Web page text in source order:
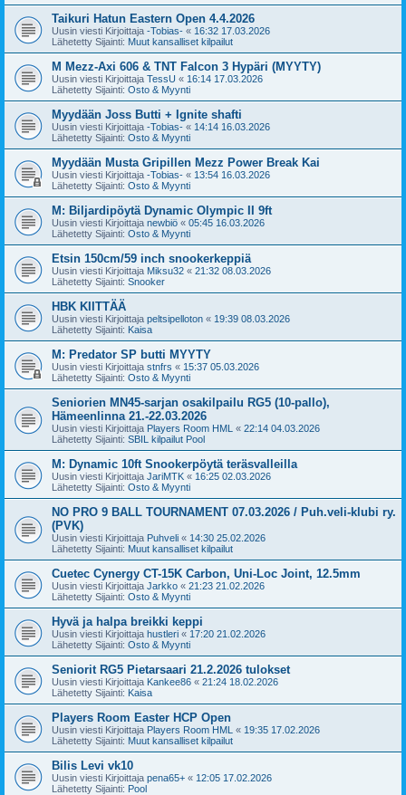
Taikuri Hatun Eastern Open 4.4.2026
Uusin viesti Kirjoittaja -Tobias- « 16:32 17.03.2026
Lähetetty Sijainti: Muut kansalliset kilpailut
M Mezz-Axi 606 & TNT Falcon 3 Hypäri (MYYTY)
Uusin viesti Kirjoittaja TessU « 16:14 17.03.2026
Lähetetty Sijainti: Osto & Myynti
Myydään Joss Butti + Ignite shafti
Uusin viesti Kirjoittaja -Tobias- « 14:14 16.03.2026
Lähetetty Sijainti: Osto & Myynti
Myydään Musta Gripillen Mezz Power Break Kai
Uusin viesti Kirjoittaja -Tobias- « 13:54 16.03.2026
Lähetetty Sijainti: Osto & Myynti
M: Biljardipöytä Dynamic Olympic II 9ft
Uusin viesti Kirjoittaja newbiö « 05:45 16.03.2026
Lähetetty Sijainti: Osto & Myynti
Etsin 150cm/59 inch snookerkeppiä
Uusin viesti Kirjoittaja Miksu32 « 21:32 08.03.2026
Lähetetty Sijainti: Snooker
HBK KIITTÄÄ
Uusin viesti Kirjoittaja peltsipelloton « 19:39 08.03.2026
Lähetetty Sijainti: Kaisa
M: Predator SP butti MYYTY
Uusin viesti Kirjoittaja stnfrs « 15:37 05.03.2026
Lähetetty Sijainti: Osto & Myynti
Seniorien MN45-sarjan osakilpailu RG5 (10-pallo),
Hämeenlinna 21.-22.03.2026
Uusin viesti Kirjoittaja Players Room HML « 22:14 04.03.2026
Lähetetty Sijainti: SBIL kilpailut Pool
M: Dynamic 10ft Snookerpöytä teräsvalleilla
Uusin viesti Kirjoittaja JariMTK « 16:25 02.03.2026
Lähetetty Sijainti: Osto & Myynti
NO PRO 9 BALL TOURNAMENT 07.03.2026 / Puh.veli-klubi ry.
(PVK)
Uusin viesti Kirjoittaja Puhveli « 14:30 25.02.2026
Lähetetty Sijainti: Muut kansalliset kilpailut
Cuetec Cynergy CT-15K Carbon, Uni-Loc Joint, 12.5mm
Uusin viesti Kirjoittaja Jarkko « 21:23 21.02.2026
Lähetetty Sijainti: Osto & Myynti
Hyvä ja halpa breikki keppi
Uusin viesti Kirjoittaja hustleri « 17:20 21.02.2026
Lähetetty Sijainti: Osto & Myynti
Seniorit RG5 Pietarsaari 21.2.2026 tulokset
Uusin viesti Kirjoittaja Kankee86 « 21:24 18.02.2026
Lähetetty Sijainti: Kaisa
Players Room Easter HCP Open
Uusin viesti Kirjoittaja Players Room HML « 19:35 17.02.2026
Lähetetty Sijainti: Muut kansalliset kilpailut
Bilis Levi vk10
Uusin viesti Kirjoittaja pena65+ « 12:05 17.02.2026
Lähetetty Sijainti: Pool